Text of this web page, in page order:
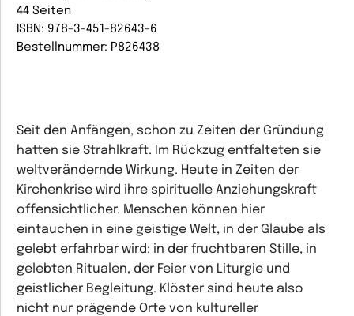
44 Seiten
ISBN: 978-3-451-82643-6
Bestellnummer: P826438
Seit den Anfängen, schon zu Zeiten der Gründung
hatten sie Strahlkraft. Im Rückzug entfalteten sie
weltverändernde Wirkung. Heute in Zeiten der
Kirchenkrise wird ihre spirituelle Anziehungskraft
offensichtlicher. Menschen können hier
eintauchen in eine geistige Welt, in der Glaube als
gelebt erfahrbar wird: in der fruchtbaren Stille, in
gelebten Ritualen, der Feier von Liturgie und
geistlicher Begleitung. Klöster sind heute also
nicht nur prägende Orte von kultureller